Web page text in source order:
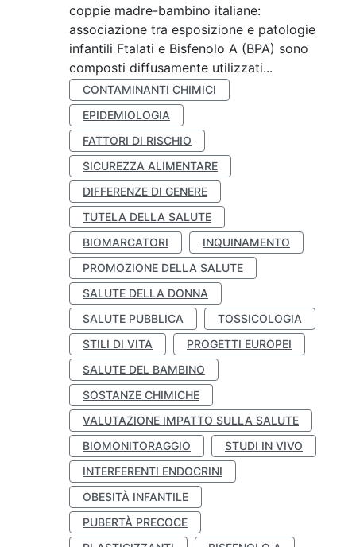
coppie madre-bambino italiane:
associazione tra esposizione e patologie
infantili Ftalati e Bisfenolo A (BPA) sono
composti diffusamente utilizzati...
CONTAMINANTI CHIMICI
EPIDEMIOLOGIA
FATTORI DI RISCHIO
SICUREZZA ALIMENTARE
DIFFERENZE DI GENERE
TUTELA DELLA SALUTE
BIOMARCATORI
INQUINAMENTO
PROMOZIONE DELLA SALUTE
SALUTE DELLA DONNA
SALUTE PUBBLICA
TOSSICOLOGIA
STILI DI VITA
PROGETTI EUROPEI
SALUTE DEL BAMBINO
SOSTANZE CHIMICHE
VALUTAZIONE IMPATTO SULLA SALUTE
BIOMONITORAGGIO
STUDI IN VIVO
INTERFERENTI ENDOCRINI
OBESITÀ INFANTILE
PUBERTÀ PRECOCE